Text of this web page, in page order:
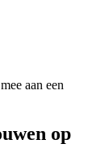
aan een
op